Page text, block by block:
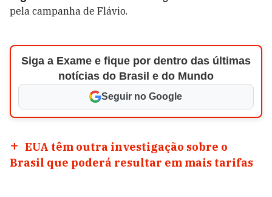
pela campanha de Flávio.
Siga a Exame e fique por dentro das últimas
notícias do Brasil e do Mundo
Seguir no Google
EUA têm outra investigação sobre o
Brasil que poderá resultar em mais tarifas